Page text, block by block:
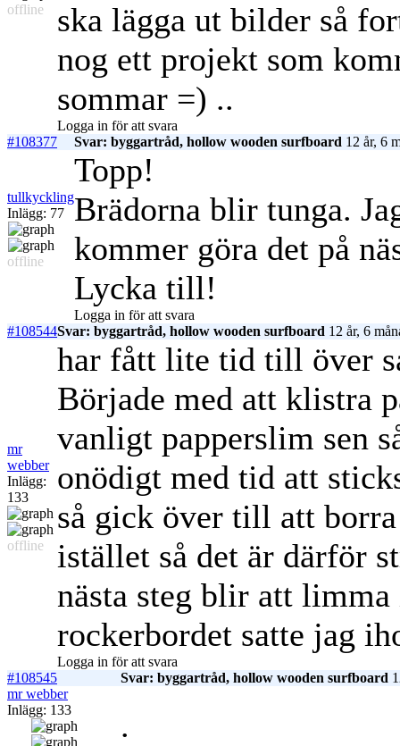
offline
ska lägga ut bilder så
nog ett projekt som
sommar =) ..
Logga in för att svara
#108377
Svar: byggartråd, hollow wooden surfboard 12 år, 6
tullkyckling
Inlägg: 77
offline
Topp!
Brädorna blir tunga.
kommer göra det på
Lycka till!
Logga in för att svara
#108544Svar: byggartråd, hollow wooden surfboard 12 år, 6
mr
webber
Inlägg:
133
offline
har fått lite tid till över
Började med att klistra
vanligt papperslim sen
onödigt med tid att
så gick över till att borra
istället så det är därför
nästa steg blir att
rockerbordet satte jag
Logga in för att svara
#108545
Svar: byggartråd, hollow wooden surfboard
mr webber
Inlägg: 133
.